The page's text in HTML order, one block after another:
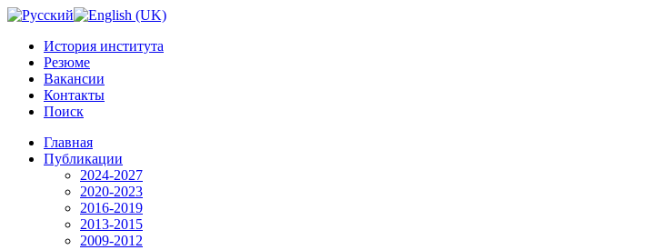
История института
Резюме
Вакансии
Контакты
Поиск
Главная
Публикации
2024-2027
2020-2023
2016-2019
2013-2015
2009-2012